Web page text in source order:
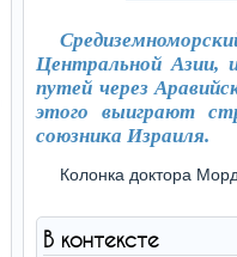
Центральной Азии,
путей через
этого выиграют
союзника Израиля.
Колонка доктора
В контексте